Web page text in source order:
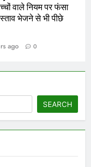
वाले नियम पर फंसा
भेजने से भी पीछे
ago 0
SEARCH